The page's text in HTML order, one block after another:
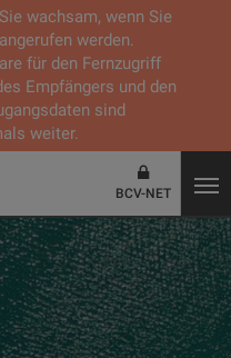
wachsam, wenn Sie
werden.
für den Fernzugriff
Empfängers und den
sind
weiter.
BCV-NET